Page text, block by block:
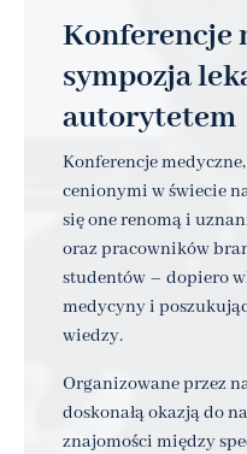
Konferencje
sympozja
autorytetem
Konferencje
cenionymi w świecie
się one renomą i
oraz pracowników
studentów – dopiero
medycyny i
wiedzy.
Organizowane przez
doskonałą okazją do
znajomości między